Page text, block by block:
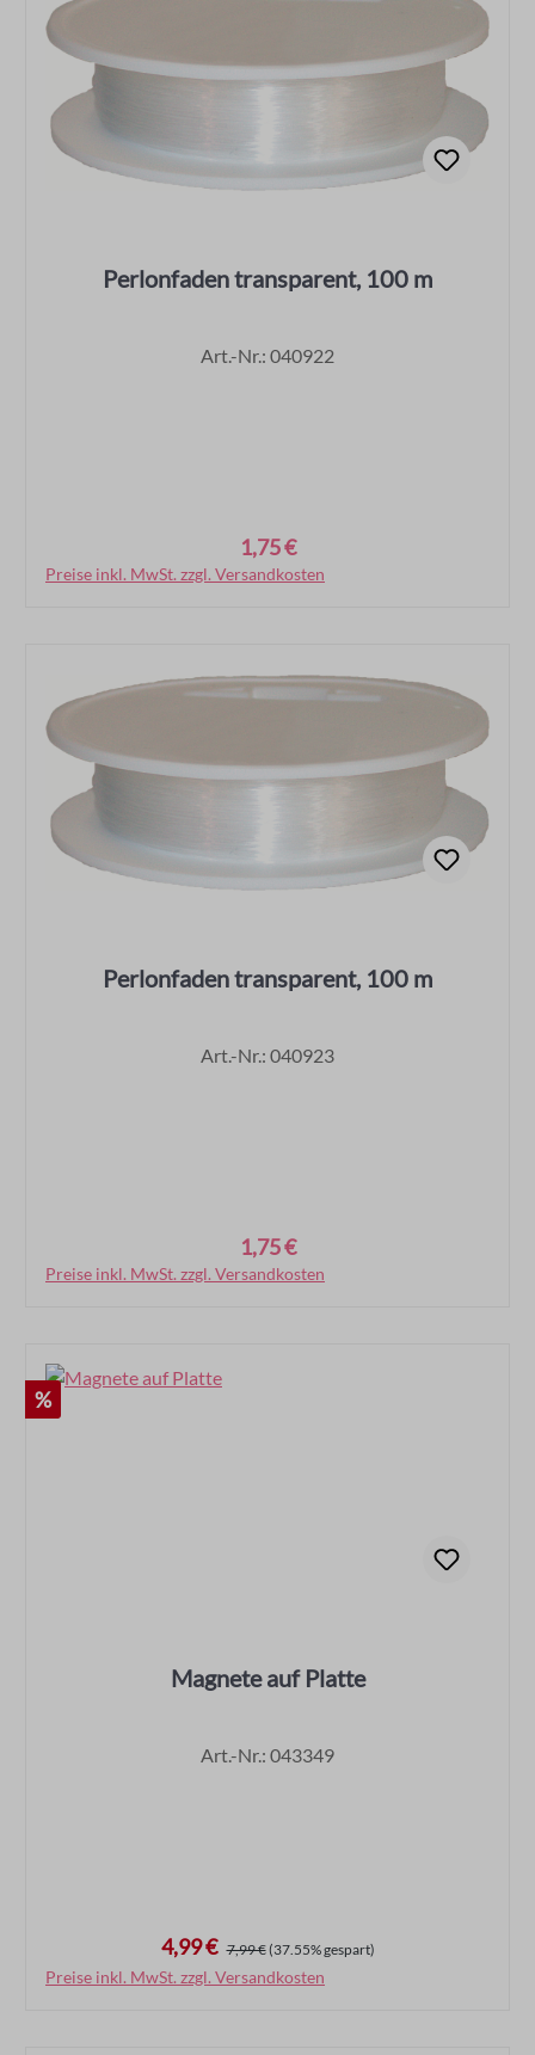
Perlonfaden transparent, 100 m
Art.-Nr.: 040922
1,75 €
Preise inkl. MwSt. zzgl. Versandkosten
In den Warenkorb
Perlonfaden transparent, 100 m
Art.-Nr.: 040923
1,75 €
Preise inkl. MwSt. zzgl. Versandkosten
In den Warenkorb
Rabatt
%
Magnete auf Platte
Art.-Nr.: 043349
Verkaufspreis:4,99 € Regulärer Preis:
7,99 €(37.55% gespart)
Preise inkl. MwSt. zzgl. Versandkosten
In den Warenkorb